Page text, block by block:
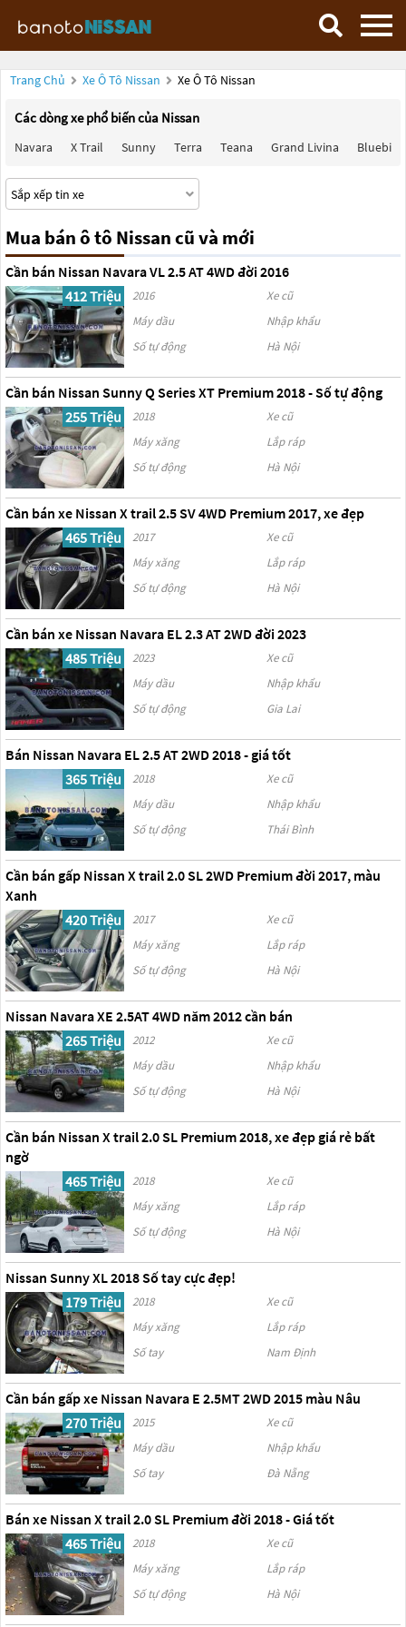
Trang Chủ Xe Ô Tô Nissan Xe Ô Tô Nissan
Các dòng xe phổ biến của Nissan
Navara X Trail Sunny Terra Teana Grand Livina Bluebird
Mua bán ô tô Nissan cũ và mới
Cần bán Nissan Navara VL 2.5 AT 4WD đời 2016
412 Triệu
2016
Xe cũ
Máy dầu
Nhập khẩu
Số tự động
Hà Nội
Cần bán Nissan Sunny Q Series XT Premium 2018 - Số tự động
255 Triệu
2018
Xe cũ
Máy xăng
Lắp ráp
Số tự động
Hà Nội
Cần bán xe Nissan X trail 2.5 SV 4WD Premium 2017, xe đẹp
465 Triệu
2017
Xe cũ
Máy xăng
Lắp ráp
Số tự động
Hà Nội
Cần bán xe Nissan Navara EL 2.3 AT 2WD đời 2023
485 Triệu
2023
Xe cũ
Máy dầu
Nhập khẩu
Số tự động
Gia Lai
Bán Nissan Navara EL 2.5 AT 2WD 2018 - giá tốt
365 Triệu
2018
Xe cũ
Máy dầu
Nhập khẩu
Số tự động
Thái Bình
Cần bán gấp Nissan X trail 2.0 SL 2WD Premium đời 2017, màu
Xanh
420 Triệu
2017
Xe cũ
Máy xăng
Lắp ráp
Số tự động
Hà Nội
Nissan Navara XE 2.5AT 4WD năm 2012 cần bán
265 Triệu
2012
Xe cũ
Máy dầu
Nhập khẩu
Số tự động
Hà Nội
Cần bán Nissan X trail 2.0 SL Premium 2018, xe đẹp giá rẻ bất
ngờ
465 Triệu
2018
Xe cũ
Máy xăng
Lắp ráp
Số tự động
Hà Nội
Nissan Sunny XL 2018 Số tay cực đẹp!
179 Triệu
2018
Xe cũ
Máy xăng
Lắp ráp
Số tay
Nam Định
Cần bán gấp xe Nissan Navara E 2.5MT 2WD 2015 màu Nâu
270 Triệu
2015
Xe cũ
Máy dầu
Nhập khẩu
Số tay
Đà Nẵng
Bán xe Nissan X trail 2.0 SL Premium đời 2018 - Giá tốt
465 Triệu
2018
Xe cũ
Máy xăng
Lắp ráp
Số tự động
Hà Nội